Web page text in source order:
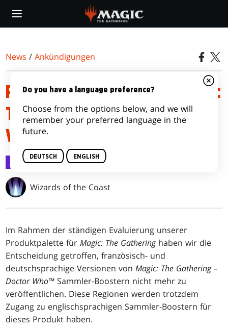
main
News /Ankündigungen
PRODUKT-UPDATE FÜR MAGIC:
THE GATHERING – DOCTOR
WHO™
Ankündigungen 20. Juli 2023
Wizards of the Coast
Im Rahmen der ständigen Evaluierung unserer
Produktpalette fürMagic: The Gatheringhaben wir die
Entscheidung getroffen, französisch- und
deutschsprachige Versionen vonMagic: The Gathering –
Doctor Who™ Sammler-Boostern nicht mehr zu
veröffentlichen. Diese Regionen werden trotzdem
Zugang zu englischsprachigen Sammler-Boostern für
dieses Produkt haben.
Do you have a language preference?
Choose from the options below, and we will
remember your preferred language in the
future.
DEUTSCH ENGLISH